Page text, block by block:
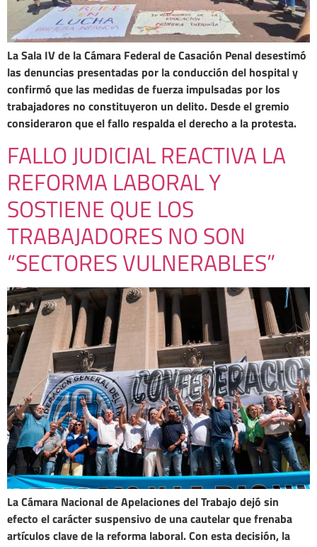
La Sala IV de la Cámara Federal de Casación Penal desestimó
las denuncias presentadas por la conducción del hospital y
confirmó que las medidas de fuerza impulsadas por los
trabajadores no constituyeron un delito. Desde el gremio
consideraron que el fallo respalda el derecho a la protesta.
FALLO JUDICIAL REACTIVA LA
REFORMA LABORAL Y
SOSTIENE QUE LOS
TRABAJADORES NO SON
“SECTORES VULNERABLES”
La Cámara Nacional de Apelaciones del Trabajo dejó sin
efecto el carácter suspensivo de una cautelar que frenaba
artículos clave de la reforma laboral. Con esta decisión, la